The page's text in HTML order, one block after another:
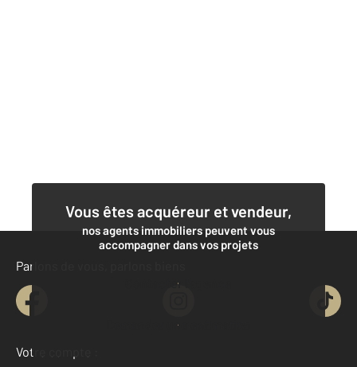
Vous êtes acquéreur et vendeur,
nos agents immobiliers peuvent vous
accompagner dans vos projets
Contacter l'agence
Demander une estimation
Parlons de vous, parlons biens
Votre compte :